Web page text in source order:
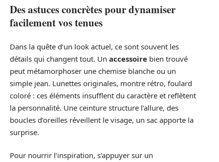
Des astuces concrètes pour dynamiser
facilement vos tenues
Dans la quête d’un look actuel, ce sont souvent les
détails qui changent tout. Un accessoire bien trouvé
peut métamorphoser une chemise blanche ou un
simple jean. Lunettes originales, montre rétro, foulard
coloré : ces éléments insufflent du caractère et reflètent
la personnalité. Une ceinture structure l’allure, des
boucles d’oreilles réveillent le visage, un sac apporte la
surprise.
Pour nourrir l’inspiration, s’appuyer sur un